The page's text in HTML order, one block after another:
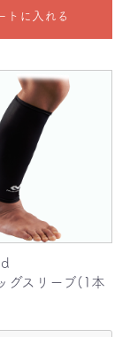
トに入れる
グスリーブ(1本